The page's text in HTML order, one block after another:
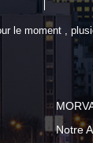
le moment ,
Notre